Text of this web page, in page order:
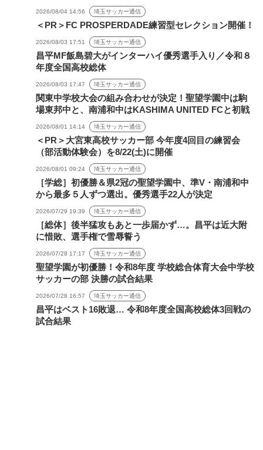
2026/08/04 14:56 埼玉サッカー通信
＜PR＞FC PROSPERDADE練習型セレクション開催！
2026/08/03 17:51 埼玉サッカー通信
昌平MF飯島碧大がインターハイ優秀選手入り／令和８
年度全国高校総体
2026/08/03 17:47 埼玉サッカー通信
関東中学校大会の組み合わせが決定！聖望学園中は駒
場東邦中と、南浦和中はKASHIMA UNITED FCと初戦
2026/08/01 14:14 埼玉サッカー通信
＜PR＞大宮東高校サッカー部 今年度4回目の練習会
（部活動体験会）を8/22(土)に開催
2026/08/01 09:24 埼玉サッカー通信
［学総］初優勝＆県2冠の聖望学園中、準V・南浦和中
から最多５人ずつ選出。優秀選手22人が決定
2026/07/29 19:39 埼玉サッカー通信
［総体］後半猛攻もあと一歩届かず…。昌平は近大附
に惜敗、選手権で雪辱誓う
2026/07/28 17:17 埼玉サッカー通信
聖望学園が初優勝！令和8年度 学校総合体育大会中学校
サッカーの部 決勝の試合結果
2026/07/28 16:57 埼玉サッカー通信
昌平はベスト16敗退… 令和8年度全国高校総体3回戦の
試合結果